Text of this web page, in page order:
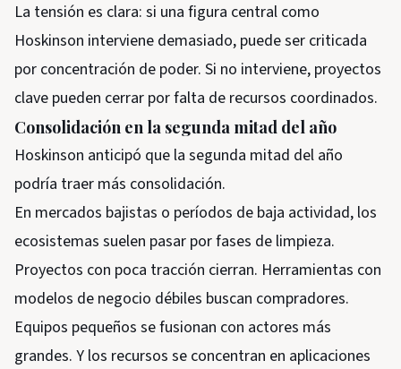
La tensión es clara: si una figura central como
Hoskinson interviene demasiado, puede ser criticada
por concentración de poder. Si no interviene, proyectos
clave pueden cerrar por falta de recursos coordinados.
Consolidación en la segunda mitad del año
Hoskinson anticipó que la segunda mitad del año
podría traer más consolidación.
En mercados bajistas o períodos de baja actividad, los
ecosistemas suelen pasar por fases de limpieza.
Proyectos con poca tracción cierran. Herramientas con
modelos de negocio débiles buscan compradores.
Equipos pequeños se fusionan con actores más
grandes. Y los recursos se concentran en aplicaciones